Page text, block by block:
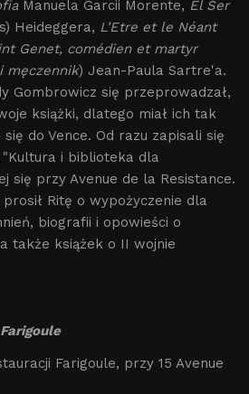
Manuela Garcii Morente, El Ser
Heideggera, L’Etre et le Néant
Genet, comédien et martyr
męczennik) Jean-Paula Sartre'a.
Gombrowicz się przeprowadzał,
książki, dlatego miał ich tak
się do Vence. Od razu zapisali się
i biblioteka dla
się przy Avenue de la Resistance.
Ritę o wypożyczenie dla
biografii i opowieści o
także książek o II wojnie
Farigoule, przy 15 Avenue